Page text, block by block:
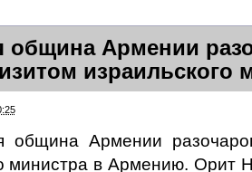
община Армении
израильского
община Армении
министра в Армению. Орит